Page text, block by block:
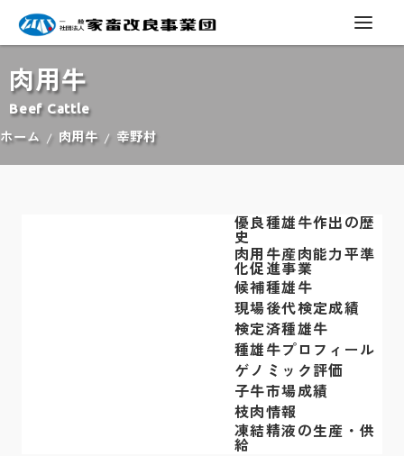
肉用牛
Beef Cattle
ホーム 肉用牛 幸野村
優良種雄牛作出の歴
史
肉用牛産肉能力平準
化促進事業
候補種雄牛
現場後代検定成績
検定済種雄牛
種雄牛プロフィール
ゲノミック評価
子牛市場成績
枝肉情報
凍結精液の生産・供
給